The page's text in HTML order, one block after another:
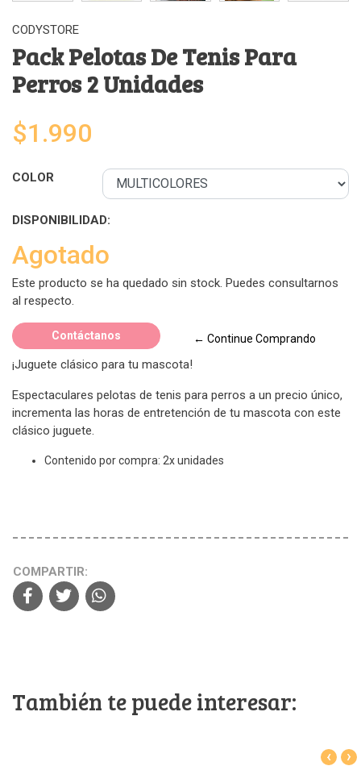
CODYSTORE
Pack Pelotas De Tenis Para
Perros 2 Unidades
$1.990
COLOR
DISPONIBILIDAD:
Agotado
Este producto se ha quedado sin stock. Puedes consultarnos
al respecto.
Contáctanos ← Continue Comprando
¡Juguete clásico para tu mascota!
Espectaculares pelotas de tenis para perros a un precio único,
incrementa las horas de entretención de tu mascota con este
clásico juguete.
Contenido por compra: 2x unidades
COMPARTIR:
También te puede interesar:
‹ ›